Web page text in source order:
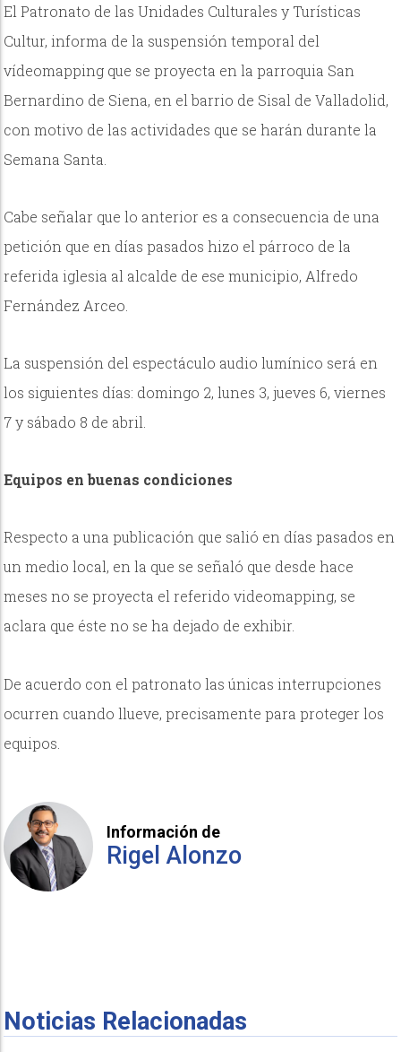
El Patronato de las Unidades Culturales y Turísticas
Cultur, informa de la suspensión temporal del
vídeomapping que se proyecta en la parroquia San
Bernardino de Siena, en el barrio de Sisal de Valladolid,
con motivo de las actividades que se harán durante la
Semana Santa.
Cabe señalar que lo anterior es a consecuencia de una
petición que en días pasados hizo el párroco de la
referida iglesia al alcalde de ese municipio, Alfredo
Fernández Arceo.
La suspensión del espectáculo audio lumínico será en
los siguientes días: domingo 2, lunes 3, jueves 6, viernes
7 y sábado 8 de abril.
Equipos en buenas condiciones
Respecto a una publicación que salió en días pasados en
un medio local, en la que se señaló que desde hace
meses no se proyecta el referido videomapping, se
aclara que éste no se ha dejado de exhibir.
De acuerdo con el patronato las únicas interrupciones
ocurren cuando llueve, precisamente para proteger los
equipos.
Información de
Rigel Alonzo
Noticias Relacionadas